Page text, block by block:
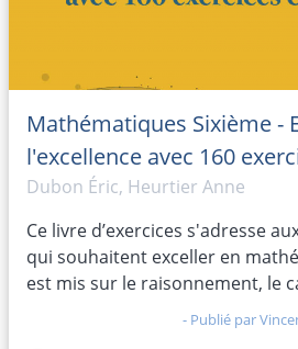
Mathématiques Sixième -
l'excellence avec 160
Dubon Éric, Heurtier Anne
Ce livre d’exercices s'adresse
qui souhaitent exceller en
est mis sur le raisonnement, le
- Publié par